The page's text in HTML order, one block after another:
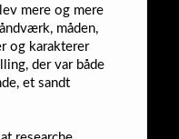
mere og mere
måden,
og karakterer
der var både
et sandt